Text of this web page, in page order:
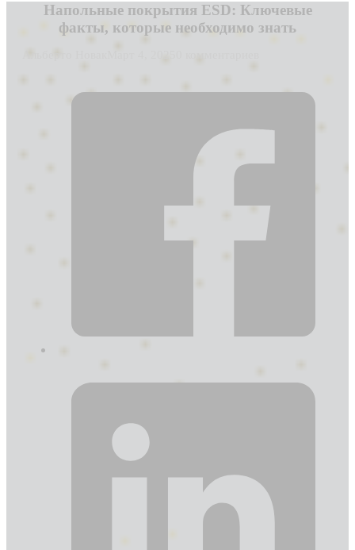
Напольные покрытия ESD: Ключевые
факты, которые необходимо знать